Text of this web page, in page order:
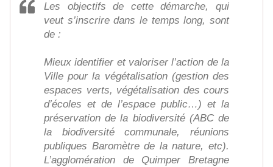
Les objectifs de cette démarche, qui
veut s’inscrire dans le temps long, sont
de :
Mieux identifier et valoriser l’action de la
Ville pour la végétalisation (gestion des
espaces verts, végétalisation des cours
d’écoles et de l’espace public…) et la
préservation de la biodiversité (ABC de
la biodiversité communale, réunions
publiques Baromètre de la nature, etc).
L’agglomération de Quimper Bretagne